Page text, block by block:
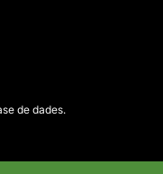
de dades.